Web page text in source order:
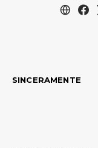
SINCERAMENTE